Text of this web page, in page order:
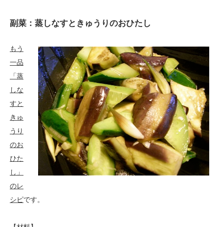
副菜：蒸しなすときゅうりのおひたし
もう
一品
「蒸
しな
すと
きゅ
うり
のお
ひた
し」
のレ
シピです。